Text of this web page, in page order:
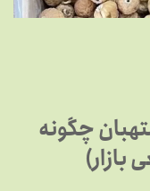
چگونه